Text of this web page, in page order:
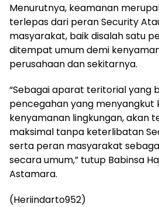
Menurutnya, keamanan
terlepas dari peran Security
masyarakat, baik disalah satu
ditempat umum demi
perusahaan dan sekitarnya.
“Sebagai aparat teritorial yang
pencegahan yang menyangkut
kenyamanan lingkungan, akan
maksimal tanpa keterlibatan
serta peran masyarakat
secara umum,” tutup Babinsa
Astamara.
(Heriindarto952)